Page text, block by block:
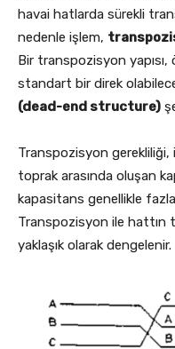
havai hatlarda sürekli
nedenle işlem,
Bir transpozisyon
standart bir direk
(dead-end structure)
Transpozisyon gerekliliği,
toprak arasında oluşan
kapasitans genellikle
Transpozisyon ile hattın
yaklaşık olarak dengelenir.